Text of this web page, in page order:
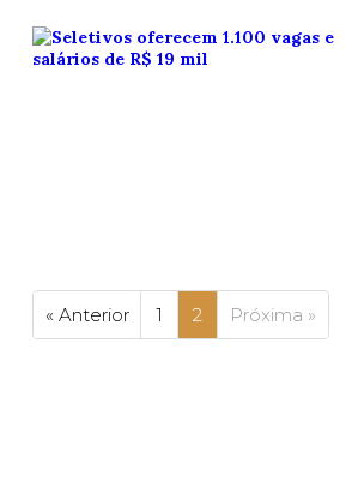
« Anterior 1 2 Próxima »